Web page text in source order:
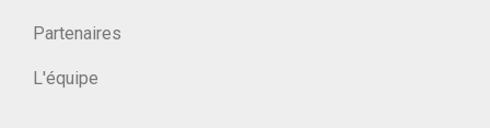
Partenaires
L'équipe